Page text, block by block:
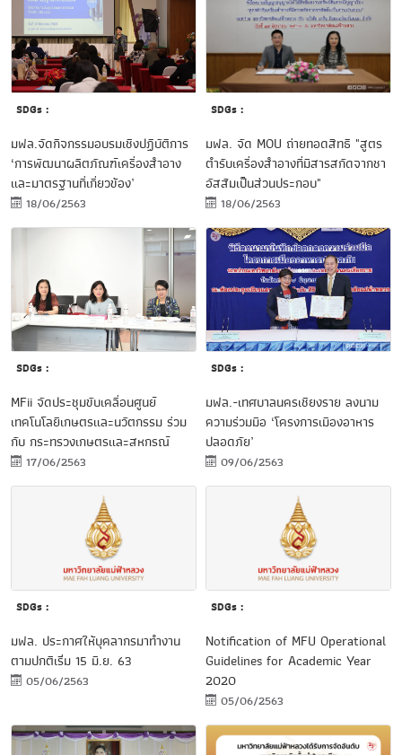
SDGs :
มฟล.จัดกิจกรรมอบรมเชิงปฏิบัติการ
‘การพัฒนาผลิตภัณฑ์เครื่องสำอาง
และมาตรฐานที่เกี่ยวข้อง’
18/06/2563
SDGs :
มฟล. จัด MOU ถ่ายทอดสิทธิ "สูตร
ตำรับเครื่องสำอางที่มีสารสกัดจากชา
อัสสัมเป็นส่วนประกอบ"
18/06/2563
SDGs :
MFii จัดประชุมขับเคลื่อนศูนย์
เทคโนโลยีเกษตรและนวัตกรรม ร่วม
กับ กระทรวงเกษตรและสหกรณ์
17/06/2563
SDGs :
มฟล.-เทศบาลนครเชียงราย ลงนาม
ความร่วมมือ ‘โครงการเมืองอาหาร
ปลอดภัย’
09/06/2563
SDGs :
มฟล. ประกาศให้บุคลากรมาทำงาน
ตามปกติเริ่ม 15 มิ.ย. 63
05/06/2563
SDGs :
Notification of MFU Operational
Guidelines for Academic Year
2020
05/06/2563